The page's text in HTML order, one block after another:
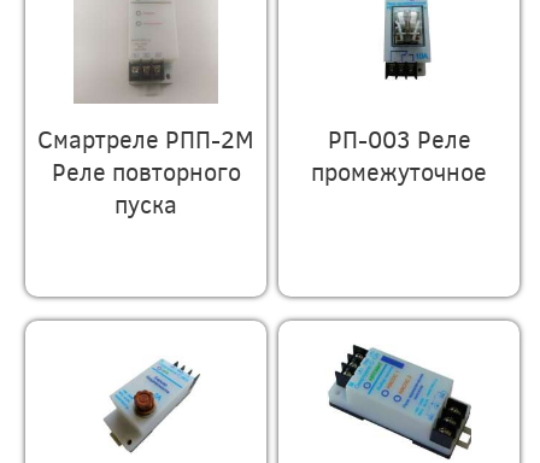
Смартреле РПП-2М
Реле повторного
пуска
РП-003 Реле
промежуточное